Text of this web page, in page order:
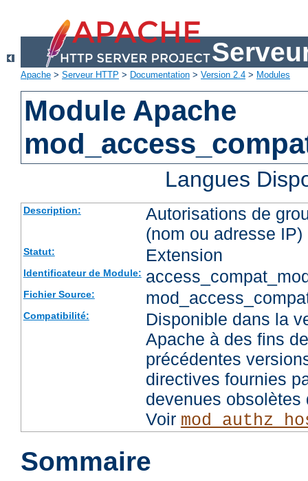
Apache > Serveur HTTP > Documentation > Version 2.4 > Modules
Module Apache
Langues
Description:
Autorisations de
(nom ou adresse IP)
Statut: Extension
Identificateur de Module:
Fichier Source:
Compatibilité:
Disponible dans la
Apache à des fins
précédentes
directives fournies
devenues
Voir
Sommaire